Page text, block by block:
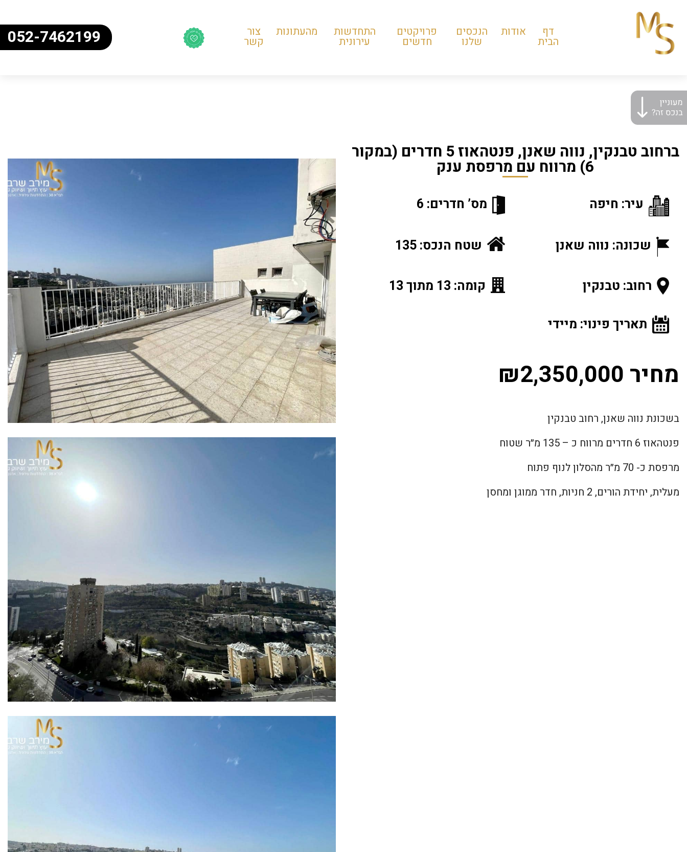
דף
הבית
אודות הנכסים
שלנו
פרויקטים
חדשים
התחדשות
עירונית
מהעתונות צור
קשר 052-7462199
ברחוב טבנקין, נווה שאנן, פנטהאוז 5 חדרים (במקור
6) מרווח עם מרפסת ענק
עיר: חיפה מס’ חדרים: 6
שכונה: נווה שאנן שטח הנכס: 135
רחוב: טבנקין קומה: 13 מתוך 13
תאריך פינוי: מיידי
מחיר ₪2,350,000
בשכונת נווה שאנן, רחוב טבנקין
פנטהאוז 6 חדרים מרווח כ – 135 מ״ר שטוח
מרפסת כ- 70 מ״ר מהסלון לנוף פתוח
מעלית, יחידת הורים, 2 חניות, חדר ממוגן ומחסן